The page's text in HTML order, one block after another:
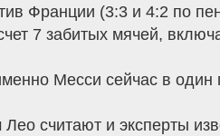
Франции (3:3 и 4:2 по
7 забитых мячей,
Месси сейчас в
считают и эксперты